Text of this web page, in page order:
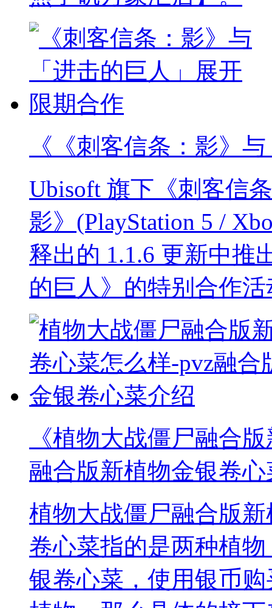
《《刺客信条：影》
Ubisoft 旗下《刺客信
影》(PlayStation 5 /
释出的 1.1.6 更新中推
的巨人》的特别合作活
《植物大战僵尸融合
融合版新植物金银卷
植物大战僵尸融合版
卷心菜指的是两种植
银卷心菜，使用银币